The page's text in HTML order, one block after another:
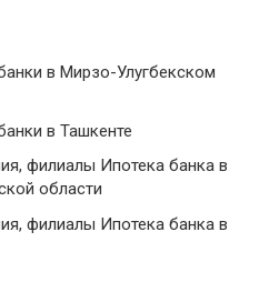
в Мирзо-Улугбекском
в Ташкенте
филиалы Ипотека банка в
области
филиалы Ипотека банка в